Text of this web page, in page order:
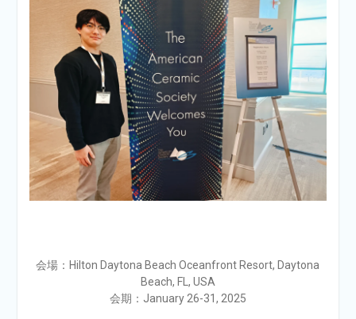
会場：Hilton Daytona Beach Oceanfront Resort, Daytona
Beach, FL, USA
会期：January 26-31, 2025